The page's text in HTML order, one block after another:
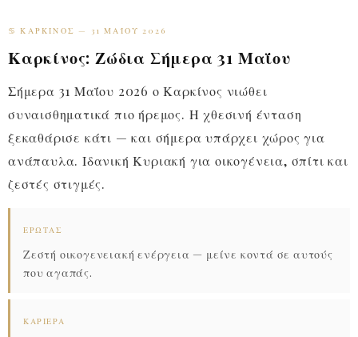
♋ ΚΑΡΚΊΝΟΣ — 31 ΜΑΪ́ΟΥ 2026
Καρκίνος: Ζώδια Σήμερα 31 Μαΐου
Σήμερα 31 Μαΐου 2026 ο Καρκίνος νιώθει
συναισθηματικά πιο ήρεμος. Η χθεσινή ένταση
ξεκαθάρισε κάτι — και σήμερα υπάρχει χώρος για
ανάπαυλα. Ιδανική Κυριακή για οικογένεια, σπίτι και
ζεστές στιγμές.
ΈΡΩΤΑΣ
Ζεστή οικογενειακή ενέργεια — μείνε κοντά σε αυτούς
που αγαπάς.
ΚΑΡΙΈΡΑ